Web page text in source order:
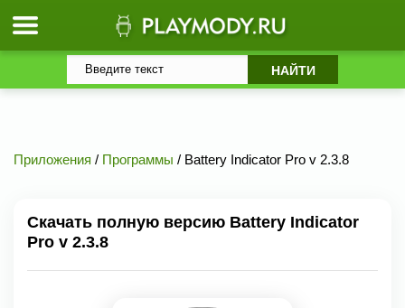
Приложения / Программы / Battery Indicator Pro v 2.3.8
Скачать полную версию Battery Indicator
Pro v 2.3.8